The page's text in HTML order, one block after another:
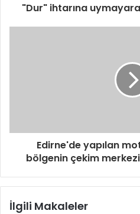
"Dur" ihtarına
Edirne'de yapılan
bölgenin çekim
İlgili Makaleler